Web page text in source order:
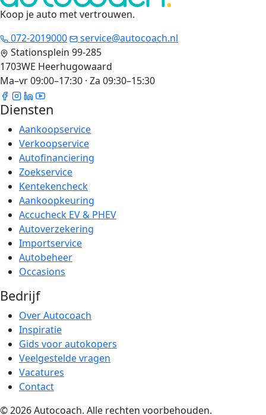
Koop je auto met vertrouwen.
072-2019000
service@autocoach.nl
Stationsplein 99-285
1703WE Heerhugowaard
Ma–vr 09:00–17:30 · Za 09:30–15:30
Diensten
Aankoopservice
Verkoopservice
Autofinanciering
Zoekservice
Kentekencheck
Aankoopkeuring
Accucheck EV & PHEV
Autoverzekering
Importservice
Autobeheer
Occasions
Bedrijf
Over Autocoach
Inspiratie
Gids voor autokopers
Veelgestelde vragen
Vacatures
Contact
© 2026 Autocoach. Alle rechten voorbehouden.